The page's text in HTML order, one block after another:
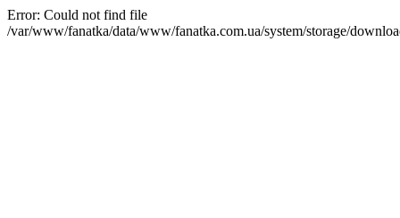
Error: Could not find file
/var/www/fanatka/data/www/fanatka.com.ua/system/storage/